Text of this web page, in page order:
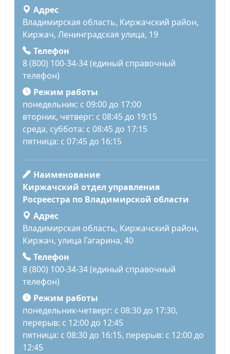
Адрес
Владимирская область, Киржачский район,
Киржач, Ленинградская улица, 19
Телефон
8 (800) 100-34-34 (единый справочный
телефон)
Режим работы
понедельник: с 09:00 до 17:00
вторник, четверг: с 08:45 до 19:15
среда, суббота: с 08:45 до 17:15
пятница: с 07:45 до 16:15
Наименование
Киржачский отдел управления
Росреестра по Владимирской области
Адрес
Владимирская область, Киржачский район,
Киржач, улица Гагарина, 40
Телефон
8 (800) 100-34-34 (единый справочный
телефон)
Режим работы
понедельник-четверг: с 08:30 до 17:30,
перерыв: с 12:00 до 12:45
пятница: с 08:30 до 16:15, перерыв: с 12:00 до
12:45